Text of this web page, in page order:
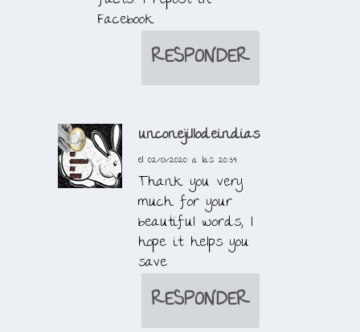
Facebook
RESPONDER
unconejillodeindias
el 02/01/2020 a las 20:39
Thank you very
much for your
beautiful words, I
hope it helps you
save
RESPONDER